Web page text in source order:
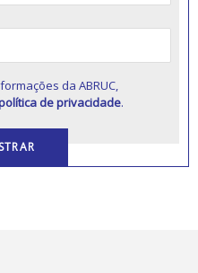
da ABRUC,
de privacidade.